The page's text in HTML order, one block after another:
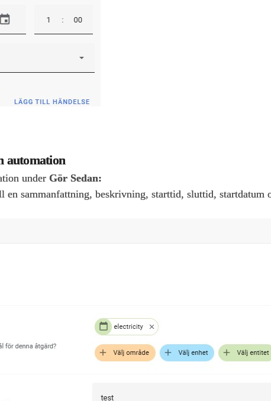
automation
under Gör Sedan:
sammanfattning, beskrivning, starttid, sluttid, startdatum